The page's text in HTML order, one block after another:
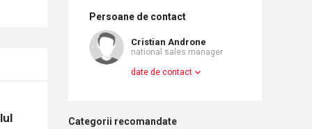
Persoane de contact
Cristian Androne
national sales manager
date de contact
Categorii recomandate